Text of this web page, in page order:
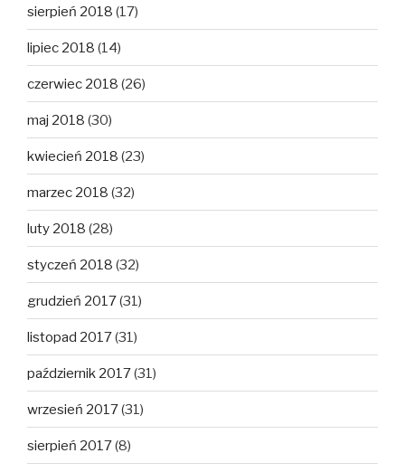
sierpień 2018 (17)
lipiec 2018 (14)
czerwiec 2018 (26)
maj 2018 (30)
kwiecień 2018 (23)
marzec 2018 (32)
luty 2018 (28)
styczeń 2018 (32)
grudzień 2017(31)
listopad 2017(31)
październik 2017(31)
wrzesień 2017(31)
sierpień 2017(8)